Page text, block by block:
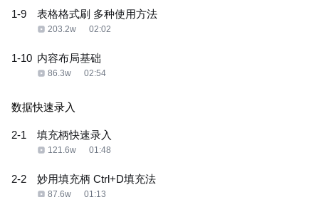
1-9 表格格式刷 多种使用方法
203.2w 02:02
1-10 内容布局基础
86.3w 02:54
数据快速录入
2-1 填充柄快速录入
121.6w 01:48
2-2 妙用填充柄 Ctrl+D填充法
87.6w 01:13